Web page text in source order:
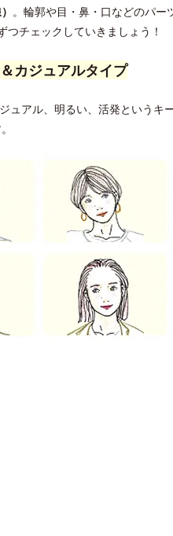
。輪郭や目・鼻・口などのパ
チェックしていきましょう！
カジュアルタイプ
アル、明るい、活発というキ